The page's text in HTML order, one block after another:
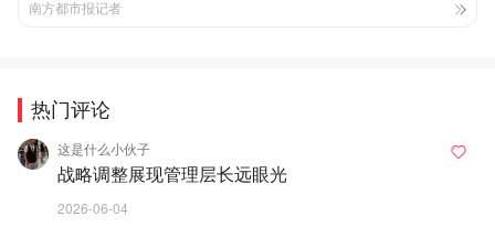
南方都市报记者
热门评论
这是什么小伙子
战略调整展现管理层长远眼光
2026-06-04